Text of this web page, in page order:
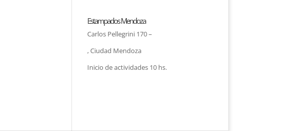
Estampados Mendoza
Carlos Pellegrini 170 –
, Ciudad Mendoza
Inicio de actividades 10 hs.